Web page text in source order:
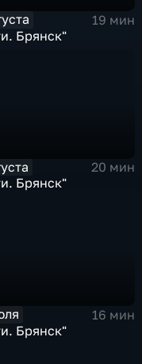
19 мин
Брянск"
20 мин
Брянск"
16 мин
Брянск"